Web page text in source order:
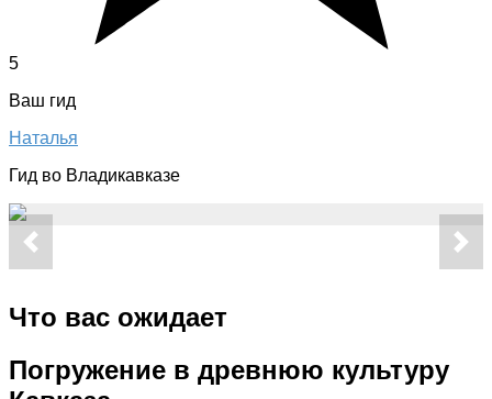
5
Ваш гид
Наталья
Гид во Владикавказе
Что вас ожидает
Погружение в древнюю культуру